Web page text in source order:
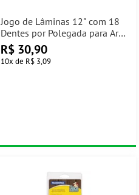
Jogo de Lâminas 12" com 18
Dentes por Polegada para Arco
de Serra Tramontina
R$ 30,90
10x de R$ 3,09